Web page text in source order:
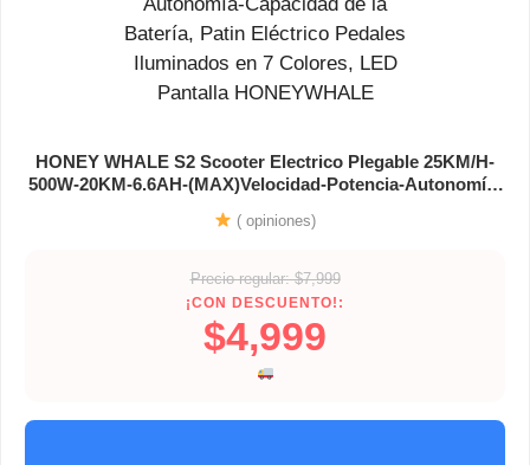
HONEY WHALE S2 Scooter Electrico Plegable 25KM/H-
500W-20KM-6.6AH-(MAX)Velocidad-Potencia-Autonomía-
Iluminados en 7 Colores, LED Pantalla HONEYWHALE
( opiniones)
Precio regular: $7,999
¡CON DESCUENTO!:
$4,999